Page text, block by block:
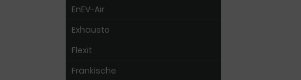
EnEV-Air
Exhausto
Flexit
Fränkische